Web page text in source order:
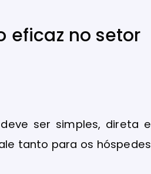
eficaz no setor
ser simples, direta e
tanto para os hóspedes